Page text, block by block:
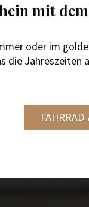
mit
oder im
die Jahreszeiten